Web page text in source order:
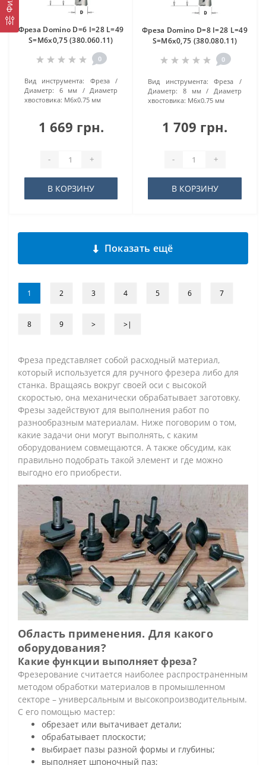
Фреза Domino D=6 I=28 L=49
S=M6x0,75 (380.060.11)
0
Вид инструмента:
Фреза
Диаметр:
6 мм
Диаметр
хвостовика: M6x0.75 мм
1 669 грн.
- +
В КОРЗИНУ
Фреза Domino D=8 I=28 L=49
S=M6x0,75 (380.080.11)
0
Вид инструмента:
Фреза
Диаметр:
8 мм
Диаметр
хвостовика: M6x0.75 мм
1 709 грн.
- +
В КОРЗИНУ
Показать ещё
1 2 3 4 5 6 7
8 9 > >|
Фреза представляет собой расходный материал,
который используется для ручного фрезера либо для
станка. Вращаясь вокруг своей оси с высокой
скоростью, она механически обрабатывает заготовку.
Фрезы задействуют для выполнения работ по
разнообразным материалам. Ниже поговорим о том,
какие задачи они могут выполнять, с каким
оборудованием совмещаются. А также обсудим, как
правильно подобрать такой элемент и где можно
выгодно его приобрести.
Область применения. Для какого
оборудования?
Какие функции выполняет фреза?
Фрезерование считается наиболее распространенным
методом обработки материалов в промышленном
секторе – универсальным и высокопроизводительным.
С его помощью мастер:
обрезает или вытачивает детали;
обрабатывает плоскости;
выбирает пазы разной формы и глубины;
выполняет шпоночный паз;